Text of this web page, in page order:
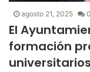
agosto 21, 2025 0
El
formación
universitarios